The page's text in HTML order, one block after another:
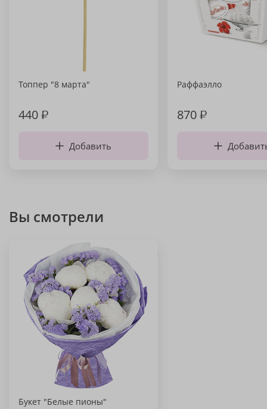
Топпер "8 марта"
440₽
Добавить
Раффаэлло
870₽
Вы смотрели
Букет "Белые пионы"